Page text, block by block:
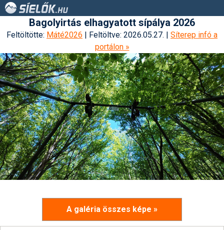
Bagolyirtás elhagyatott sípálya 2026
Feltöltötte: Máté2026 | Feltöltve: 2026.05.27. | Síterep infó a
portálon »
A galéria összes képe »